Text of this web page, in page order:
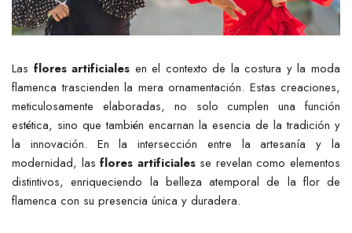
Las flores artificiales en el contexto de la costura y la moda
flamenca trascienden la mera ornamentación. Estas creaciones,
meticulosamente elaboradas, no solo cumplen una función
estética, sino que también encarnan la esencia de la tradición y
la innovación. En la intersección entre la artesanía y la
modernidad, lasflores artificialesse revelan como elementos
distintivos, enriqueciendo la belleza atemporal de la flor de
flamenca con su presencia única y duradera.